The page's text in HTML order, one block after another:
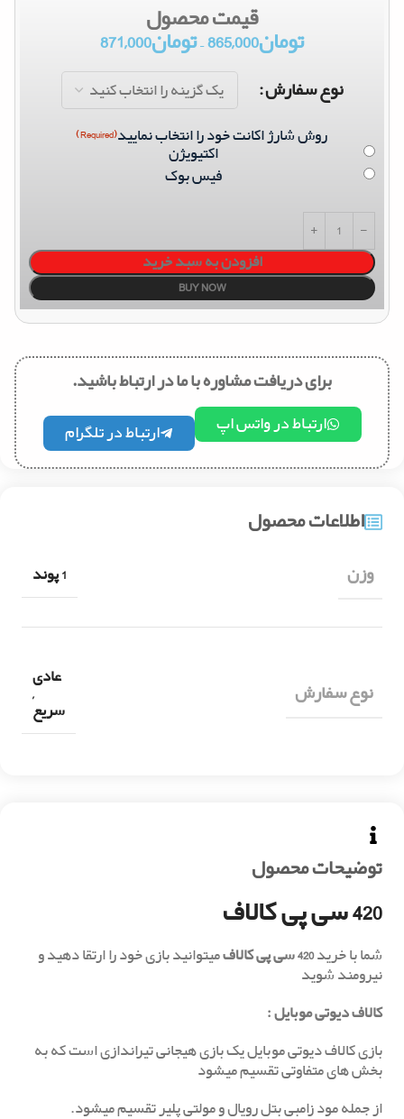
قیمت محصول
تومان865,000
–تومان871,000
نوع سفارش
روش شارژ اکانت خود را انتخاب نمایید(Required)
اکتیویژن
فیس بوک
افزودن به سبد خرید
BUY NOW
برای دریافت مشاوره با ما در ارتباط باشید.
ارتباط در واتس اپ ارتباط در تلگرام
توضیحات محصول
420 سی پی کالاف
شما با خرید420 سی پی کالاف
میتوانید بازی خود را ارتقا دهید و
نیرومند شوید
کالاف دیوتی موبایل :
بازی کالاف دیوتی موبایل یک بازی هیجانی تیراندازی است که به
بخش های متفاوتی تقسیم میشود
از جمله مود زامبی بتل رویال و مولتی پلیر تقسیم میشود.
اطلاعات محصول
وزن 1 پوند
نوع سفارش
عادی
,
سریع